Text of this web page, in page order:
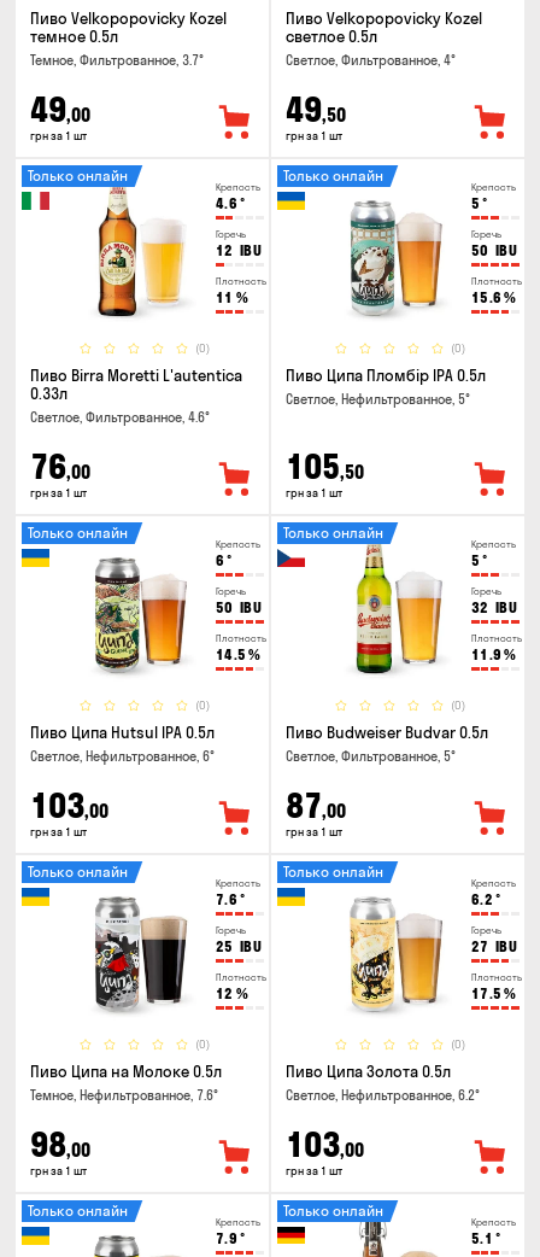
Пиво Velkopopovicky Kozel
темное 0.5л
Темное, Фильтрованное, 3.7°
49,00
грн за 1 шт
Пиво Velkopopovicky Kozel
светлое 0.5л
Светлое, Фильтрованное, 4°
49,50
грн за 1 шт
Крепость
4.6 °
Горечь
12 IBU
Плотность
11 %
(0)
Только онлайн
Пиво Birra Moretti L'autentica
0.33л
Светлое, Фильтрованное, 4.6°
76,00
грн за 1 шт
Крепость
5 °
Горечь
50 IBU
Плотность
15.6 %
(0)
Только онлайн
Пиво Ципа Пломбір IPA 0.5л
Светлое, Нефильтрованное, 5°
105,50
грн за 1 шт
Крепость
6 °
Горечь
50 IBU
Плотность
14.5 %
(0)
Только онлайн
Пиво Ципа Hutsul IPA 0.5л
Светлое, Нефильтрованное, 6°
103,00
грн за 1 шт
Крепость
5 °
Горечь
32 IBU
Плотность
11.9 %
(0)
Только онлайн
Пиво Budweiser Budvar 0.5л
Светлое, Фильтрованное, 5°
87,00
грн за 1 шт
Крепость
7.6 °
Горечь
25 IBU
Плотность
12 %
(0)
Только онлайн
Пиво Ципа на Молоке 0.5л
Темное, Нефильтрованное, 7.6°
98,00
грн за 1 шт
Крепость
6.2 °
Горечь
27 IBU
Плотность
17.5 %
(0)
Только онлайн
Пиво Ципа Золота 0.5л
Светлое, Нефильтрованное, 6.2°
103,00
грн за 1 шт
Крепость
7.9 °
Только онлайн
Крепость
5.1 °
Только онлайн